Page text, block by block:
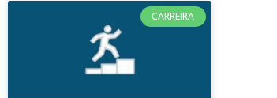
CARREIRA